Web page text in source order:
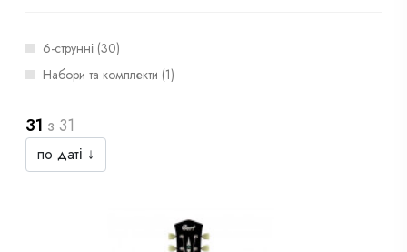
6-струнні (30)
Набори та комплекти (1)
31 з 31